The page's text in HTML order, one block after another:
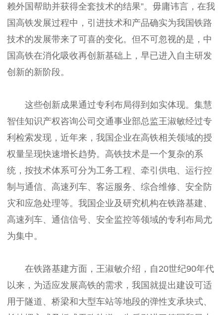
赖外国帮助并获得全套技术的结果”。毋庸讳言，在我
国高铁发展过程中，引进技术和产品确实为我国铁路
技术的发展带来了可喜的变化。但不可忽视的是，中
国高铁在消化吸收再创新基础上，早已进入自主研发
创新的新阶段。
这些创新成果通过专利布局得到如实体现。集慧
智佳知识产权咨询公司交通事业部总监王淑敏经过专
利检索发现，近年来，我国企业在高铁相关领域的授
权量呈现快速增长趋势。高铁技术是一个复杂的系
统，按技术体系可分为工务工程、牵引供电、运行控
制与通信、高速列车、客运服务、综合维修、安全防
灾和应急处理等。我国企业及研究机构在铁路基建、
高速列车、通信信号、安全监控等领域的专利布局尤
为集中。
在铁路基建方面，王淑敏介绍，自20世纪90年代
以来，为适应发展高铁的需求，我国就提出建设可适
用于隧道、桥梁和大型车站等地段的弹性支承块式、